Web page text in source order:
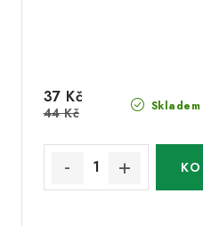
Skladem
37 Kč
44 Kč